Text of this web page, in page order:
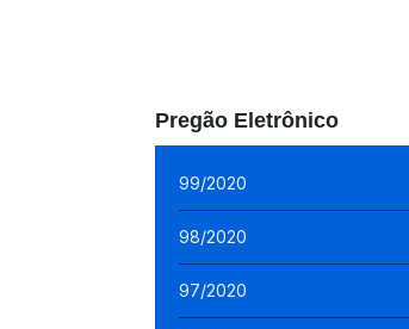
Pregão Eletrônico
99/2020
98/2020
97/2020